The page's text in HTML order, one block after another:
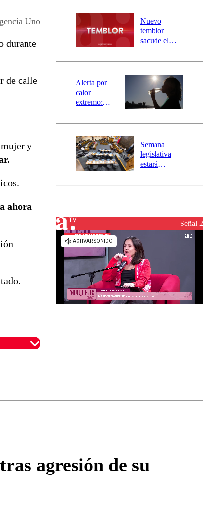
Uno
durante
de calle
mujer y
ahora
río Damas:
activa
mensajería
SAE
Nuevo
temblor
sacude el
revisa la
epicentro
Alerta por
calor
extremo:
activa Alerta
Preventiva en
tres comunas
Semana
legislativa
estará
el fin de la
reconstrucciónSeñal 2
agresión de su